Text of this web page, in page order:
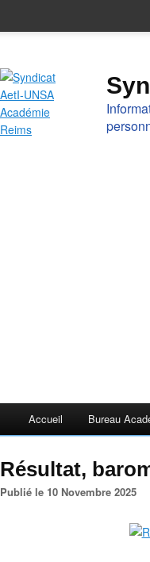
Accueil Bureau
Résultat,
Publié le 10 Novembre 2025